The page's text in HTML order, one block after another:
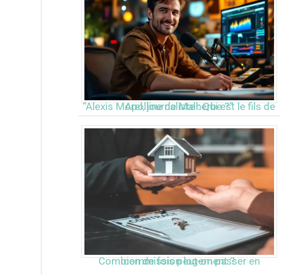
“Alexis Morel, journaliste : Qui est le fils de Apolline de Malherbe ?”
Combien de fois peut-on passer en commission logement ?